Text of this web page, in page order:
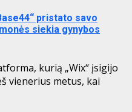
pristato savo
siekia gynybos
kurią „Wix“ įsigijo
vienerius metus, kai